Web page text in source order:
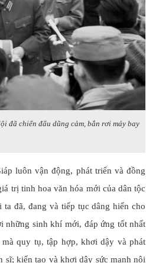
đã chiến đấu dũng cảm, bắn rơi máy bay
luôn vận động, phát triển và đồng
trị tinh hoa văn hóa mới của dân tộc
đã, đang và tiếp tục dâng hiến cho
những sinh khí mới, đáp ứng tốt nhất
quy tụ, tập hợp, khơi dậy và phát
sĩ; kiến tạo và khơi dậy sức mạnh nội